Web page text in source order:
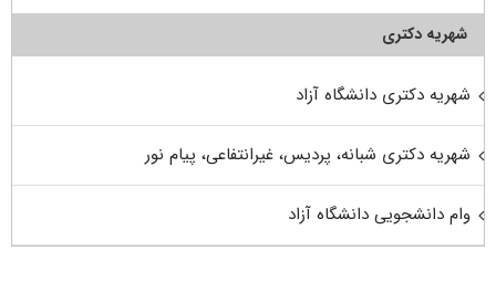
شهریه دکتری
شهریه دکتری دانشگاه آزاد
شهریه دکتری شبانه، پردیس، غیرانتفاعی، پیام نور
وام دانشجویی دانشگاه آزاد